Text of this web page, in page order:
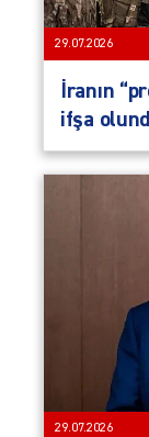
29.07.2026
İranın
ifşa
29.07.2026